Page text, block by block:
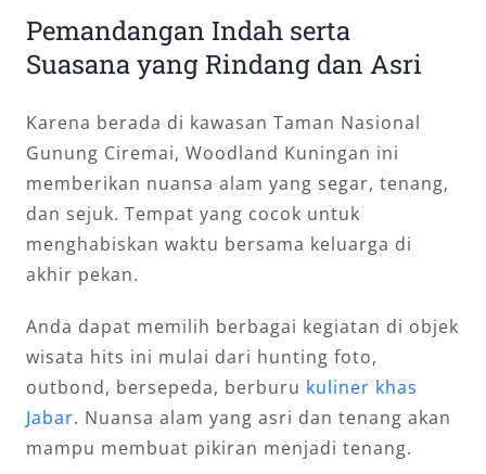
Pemandangan Indah serta
Suasana yang Rindang dan Asri
Karena berada di kawasan Taman Nasional
Gunung Ciremai, Woodland Kuningan ini
memberikan nuansa alam yang segar, tenang,
dan sejuk. Tempat yang cocok untuk
menghabiskan waktu bersama keluarga di
akhir pekan.
Anda dapat memilih berbagai kegiatan di objek
wisata hits ini mulai dari hunting foto,
outbond, bersepeda, berburu kuliner khas
Jabar. Nuansa alam yang asri dan tenang akan
mampu membuat pikiran menjadi tenang.